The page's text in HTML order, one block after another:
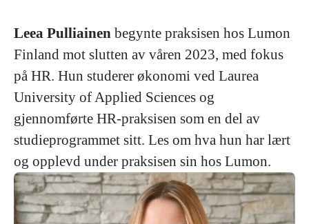
Leea Pulliainen begynte praksisen hos Lumon
Finland mot slutten av våren 2023, med fokus
på HR. Hun studerer økonomi ved Laurea
University of Applied Sciences og
gjennomførte HR-praksisen som en del av
studieprogrammet sitt. Les om hva hun har lært
og opplevd under praksisen sin hos Lumon.